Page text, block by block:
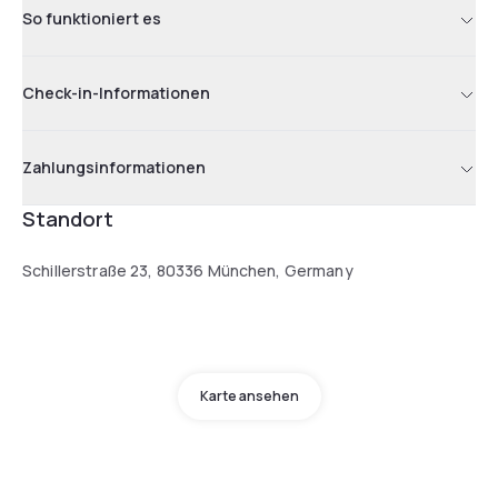
So funktioniert es
Check-in-Informationen
Zahlungsinformationen
Standort
Schillerstraße 23, 80336 München, Germany
Karte ansehen